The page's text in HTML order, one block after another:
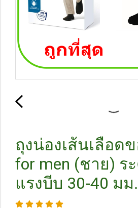
ถุงน่องเส้นเลือด
for men (ชาย) ร
แรงบีบ 30-40 ม